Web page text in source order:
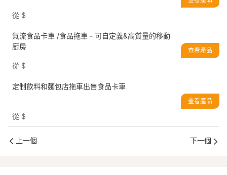
從 $
氣流食品卡車 /食品拖車 - 可自定義&高質量的移動
廚房
從 $
查看產品
定制飲料和麵包店拖車出售食品卡車
從 $
查看產品
上一個 下一個